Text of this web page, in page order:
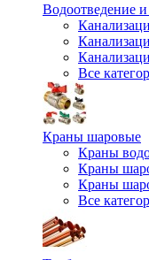
Водоотведение
Все
Краны шаровые
Краны
Краны
Краны
Все